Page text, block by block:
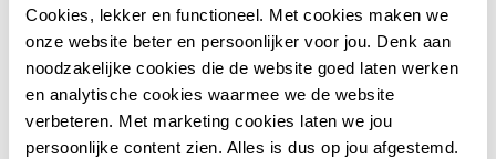
Cookies, lekker en functioneel. Met cookies maken we
onze website beter en persoonlijker voor jou. Denk aan
noodzakelijke cookies die de website goed laten werken
en analytische cookies waarmee we de website
verbeteren. Met marketing cookies laten we jou
persoonlijke content zien. Alles is dus op jou afgestemd.
19,991799
39,992999